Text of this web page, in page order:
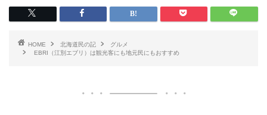
HOME 北海道民の記
グルメ
EBRI（江別エブリ）は観光客にも地元民にもおすすめ